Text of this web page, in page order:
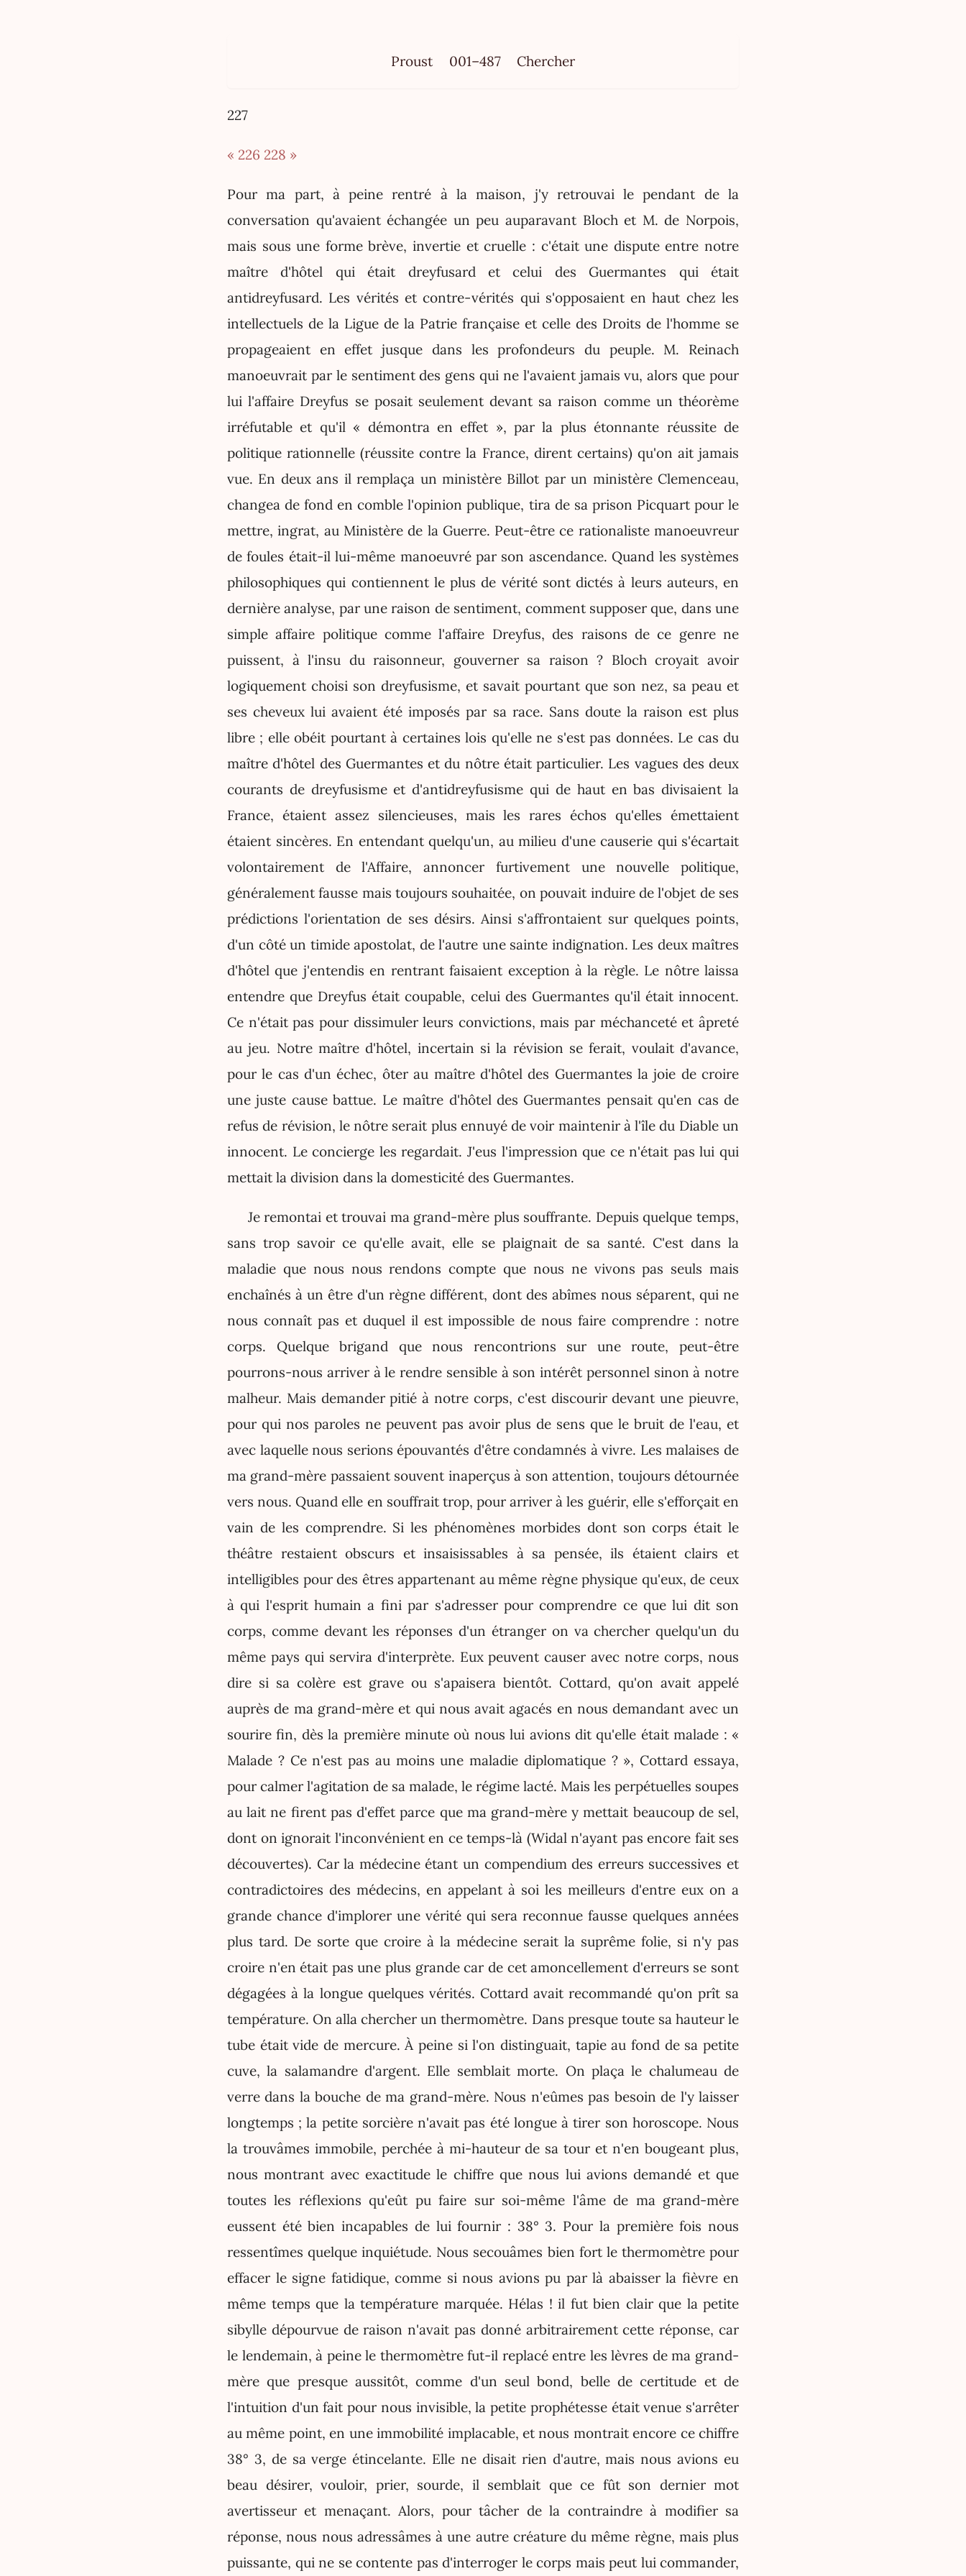
Proust 001–487 Chercher
227
« 226 228 »
Pour ma part, à peine rentré à la maison, j'y retrouvai le pendant de la
conversation qu'avaient échangée un peu auparavant Bloch et M. de Norpois,
mais sous une forme brève, invertie et cruelle : c'était une dispute entre notre
maître d'hôtel qui était dreyfusard et celui des Guermantes qui était
antidreyfusard. Les vérités et contre-vérités qui s'opposaient en haut chez les
intellectuels de la Ligue de la Patrie française et celle des Droits de l'homme se
propageaient en effet jusque dans les profondeurs du peuple. M. Reinach
manoeuvrait par le sentiment des gens qui ne l'avaient jamais vu, alors que pour
lui l'affaire Dreyfus se posait seulement devant sa raison comme un théorème
irréfutable et qu'il « démontra en effet », par la plus étonnante réussite de
politique rationnelle (réussite contre la France, dirent certains) qu'on ait jamais
vue. En deux ans il remplaça un ministère Billot par un ministère Clemenceau,
changea de fond en comble l'opinion publique, tira de sa prison Picquart pour le
mettre, ingrat, au Ministère de la Guerre. Peut-être ce rationaliste manoeuvreur
de foules était-il lui-même manoeuvré par son ascendance. Quand les systèmes
philosophiques qui contiennent le plus de vérité sont dictés à leurs auteurs, en
dernière analyse, par une raison de sentiment, comment supposer que, dans une
simple affaire politique comme l'affaire Dreyfus, des raisons de ce genre ne
puissent, à l'insu du raisonneur, gouverner sa raison ? Bloch croyait avoir
logiquement choisi son dreyfusisme, et savait pourtant que son nez, sa peau et
ses cheveux lui avaient été imposés par sa race. Sans doute la raison est plus
libre ; elle obéit pourtant à certaines lois qu'elle ne s'est pas données. Le cas du
maître d'hôtel des Guermantes et du nôtre était particulier. Les vagues des deux
courants de dreyfusisme et d'antidreyfusisme qui de haut en bas divisaient la
France, étaient assez silencieuses, mais les rares échos qu'elles émettaient
étaient sincères. En entendant quelqu'un, au milieu d'une causerie qui s'écartait
volontairement de l'Affaire, annoncer furtivement une nouvelle politique,
généralement fausse mais toujours souhaitée, on pouvait induire de l'objet de ses
prédictions l'orientation de ses désirs. Ainsi s'affrontaient sur quelques points,
d'un côté un timide apostolat, de l'autre une sainte indignation. Les deux maîtres
d'hôtel que j'entendis en rentrant faisaient exception à la règle. Le nôtre laissa
entendre que Dreyfus était coupable, celui des Guermantes qu'il était innocent.
Ce n'était pas pour dissimuler leurs convictions, mais par méchanceté et âpreté
au jeu. Notre maître d'hôtel, incertain si la révision se ferait, voulait d'avance,
pour le cas d'un échec, ôter au maître d'hôtel des Guermantes la joie de croire
une juste cause battue. Le maître d'hôtel des Guermantes pensait qu'en cas de
refus de révision, le nôtre serait plus ennuyé de voir maintenir à l'île du Diable un
innocent. Le concierge les regardait. J'eus l'impression que ce n'était pas lui qui
mettait la division dans la domesticité des Guermantes.
Je remontai et trouvai ma grand-mère plus souffrante. Depuis quelque temps,
sans trop savoir ce qu'elle avait, elle se plaignait de sa santé. C'est dans la
maladie que nous nous rendons compte que nous ne vivons pas seuls mais
enchaînés à un être d'un règne différent, dont des abîmes nous séparent, qui ne
nous connaît pas et duquel il est impossible de nous faire comprendre : notre
corps. Quelque brigand que nous rencontrions sur une route, peut-être
pourrons-nous arriver à le rendre sensible à son intérêt personnel sinon à notre
malheur. Mais demander pitié à notre corps, c'est discourir devant une pieuvre,
pour qui nos paroles ne peuvent pas avoir plus de sens que le bruit de l'eau, et
avec laquelle nous serions épouvantés d'être condamnés à vivre. Les malaises de
ma grand-mère passaient souvent inaperçus à son attention, toujours détournée
vers nous. Quand elle en souffrait trop, pour arriver à les guérir, elle s'efforçait en
vain de les comprendre. Si les phénomènes morbides dont son corps était le
théâtre restaient obscurs et insaisissables à sa pensée, ils étaient clairs et
intelligibles pour des êtres appartenant au même règne physique qu'eux, de ceux
à qui l'esprit humain a fini par s'adresser pour comprendre ce que lui dit son
corps, comme devant les réponses d'un étranger on va chercher quelqu'un du
même pays qui servira d'interprète. Eux peuvent causer avec notre corps, nous
dire si sa colère est grave ou s'apaisera bientôt. Cottard, qu'on avait appelé
auprès de ma grand-mère et qui nous avait agacés en nous demandant avec un
sourire fin, dès la première minute où nous lui avions dit qu'elle était malade : «
Malade ? Ce n'est pas au moins une maladie diplomatique ? », Cottard essaya,
pour calmer l'agitation de sa malade, le régime lacté. Mais les perpétuelles soupes
au lait ne firent pas d'effet parce que ma grand-mère y mettait beaucoup de sel,
dont on ignorait l'inconvénient en ce temps-là (Widal n'ayant pas encore fait ses
découvertes). Car la médecine étant un compendium des erreurs successives et
contradictoires des médecins, en appelant à soi les meilleurs d'entre eux on a
grande chance d'implorer une vérité qui sera reconnue fausse quelques années
plus tard. De sorte que croire à la médecine serait la suprême folie, si n'y pas
croire n'en était pas une plus grande car de cet amoncellement d'erreurs se sont
dégagées à la longue quelques vérités. Cottard avait recommandé qu'on prît sa
température. On alla chercher un thermomètre. Dans presque toute sa hauteur le
tube était vide de mercure. À peine si l'on distinguait, tapie au fond de sa petite
cuve, la salamandre d'argent. Elle semblait morte. On plaça le chalumeau de
verre dans la bouche de ma grand-mère. Nous n'eûmes pas besoin de l'y laisser
longtemps ; la petite sorcière n'avait pas été longue à tirer son horoscope. Nous
la trouvâmes immobile, perchée à mi-hauteur de sa tour et n'en bougeant plus,
nous montrant avec exactitude le chiffre que nous lui avions demandé et que
toutes les réflexions qu'eût pu faire sur soi-même l'âme de ma grand-mère
eussent été bien incapables de lui fournir : 38° 3. Pour la première fois nous
ressentîmes quelque inquiétude. Nous secouâmes bien fort le thermomètre pour
effacer le signe fatidique, comme si nous avions pu par là abaisser la fièvre en
même temps que la température marquée. Hélas ! il fut bien clair que la petite
sibylle dépourvue de raison n'avait pas donné arbitrairement cette réponse, car
le lendemain, à peine le thermomètre fut-il replacé entre les lèvres de ma grand-
mère que presque aussitôt, comme d'un seul bond, belle de certitude et de
l'intuition d'un fait pour nous invisible, la petite prophétesse était venue s'arrêter
au même point, en une immobilité implacable, et nous montrait encore ce chiffre
38° 3, de sa verge étincelante. Elle ne disait rien d'autre, mais nous avions eu
beau désirer, vouloir, prier, sourde, il semblait que ce fût son dernier mot
avertisseur et menaçant. Alors, pour tâcher de la contraindre à modifier sa
réponse, nous nous adressâmes à une autre créature du même règne, mais plus
puissante, qui ne se contente pas d'interroger le corps mais peut lui commander,